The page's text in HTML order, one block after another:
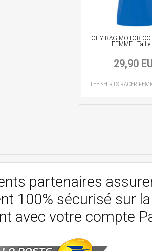
OILY RAG MOTOR
FEMME - Taille
29,90
TEE SHIRTS RACER
partenaires
100% sécurisé sur
avec votre compte